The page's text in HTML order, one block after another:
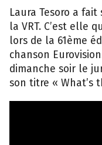
Laura Tesoro a
la VRT. C’est elle
lors de la 61ème
chanson
dimanche soir le
son titre « What’s